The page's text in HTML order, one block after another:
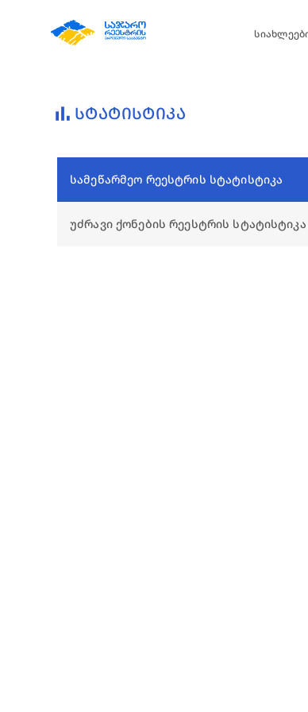
bar_chart ᲡᲢᲐᲢᲘᲡᲢᲘᲙᲐ
სამეწარმეო რეესტრის სტატისტიკა
უძრავი ქონების რეესტრის სტატისტიკა